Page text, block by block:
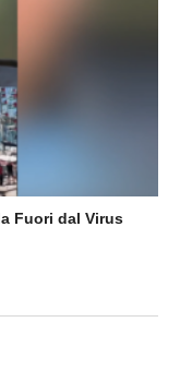
Fuori dal Virus